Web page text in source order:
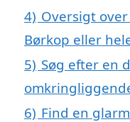
4) Oversigt
Børkop eller
5) Søg efter en
6) Find en